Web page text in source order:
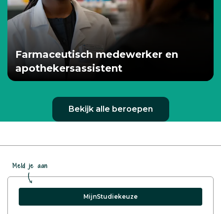
Farmaceutisch medewerker en
apothekersassistent
Bekijk alle beroepen
Meld je aan
MijnStudiekeuze